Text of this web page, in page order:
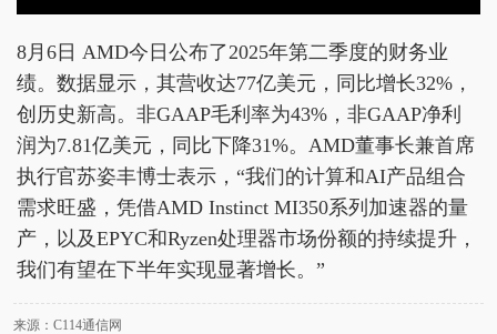
8月6日 AMD今日公布了2025年第二季度的财务业
绩。数据显示，其营收达77亿美元，同比增长32%，
创历史新高。非GAAP毛利率为43%，非GAAP净利
润为7.81亿美元，同比下降31%。AMD董事长兼首席
执行官苏姿丰博士表示，“我们的计算和AI产品组合
需求旺盛，凭借AMD Instinct MI350系列加速器的量
产，以及EPYC和Ryzen处理器市场份额的持续提升，
我们有望在下半年实现显著增长。”
来源：C114通信网